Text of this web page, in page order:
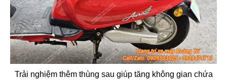
Trải nghiệm thêm thùng sau giúp tăng không gian chứa